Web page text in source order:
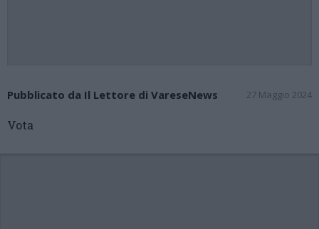
Pubblicato da Il Lettore di VareseNews 27 Maggio 2024
Vota